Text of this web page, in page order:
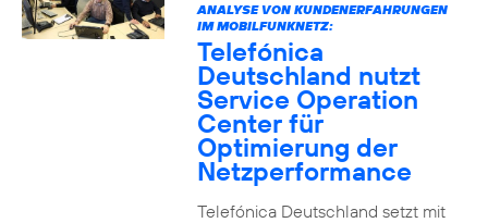
ANALYSE VON KUNDENERFAHRUNGEN
IM MOBILFUNKNETZ:
Telefónica
Deutschland nutzt
Service Operation
Center für
Optimierung der
Netzperformance
Telefónica Deutschland setzt mit